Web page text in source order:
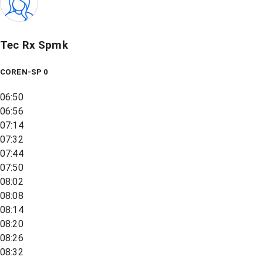
Tec Rx Spmk
COREN-SP 0
06:50
06:56
07:14
07:32
07:44
07:50
08:02
08:08
08:14
08:20
08:26
08:32